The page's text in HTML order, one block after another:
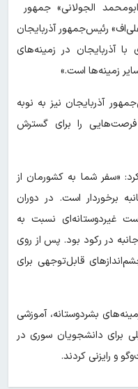
الجولانی» جمهور
رئیس‌جمهور آذربایجان
آذربایجان در زمینه‌های
زمینه‌ها است.»
آذربایجان نیز به نوبه
را برای گسترش
«سفر شما به کشورمان از
برخوردار است. در دوران
غیردوستانه‌ای نسبت به
در رکود بود. پس از روی
قابل‌توجهی برای
بشردوستانه، آموزشی
برای دانشجویان سوری در
و رایزنی کردند.